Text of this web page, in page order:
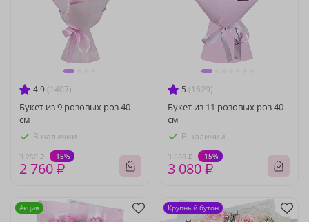
4.9 (1407)
Букет из 9 розовых роз 40
см
В наличии
3 250 ₽ -15%
2 760 ₽
5 (1629)
Букет из 11 розовых роз 40
см
В наличии
3 620 ₽ -15%
3 080 ₽
Акция Крупный бутон